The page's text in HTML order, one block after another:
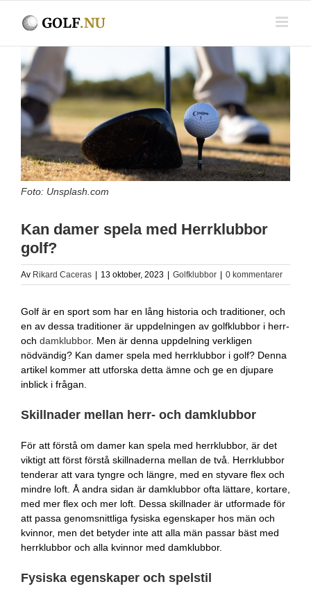
Visa
större
bild
Foto: Unsplash.com
Kan damer spela med Herrklubbor
golf?
Av Rikard Caceras 13 oktober, 2023 Golfklubbor 0 kommentarer
Golf är en sport som har en lång historia och traditioner, och
en av dessa traditioner är uppdelningen av golfklubbor i herr-
och damklubbor. Men är denna uppdelning verkligen
nödvändig? Kan damer spela med herrklubbor i golf? Denna
artikel kommer att utforska detta ämne och ge en djupare
inblick i frågan.
Skillnader mellan herr- och damklubbor
För att förstå om damer kan spela med herrklubbor, är det
viktigt att först förstå skillnaderna mellan de två. Herrklubbor
tenderar att vara tyngre och längre, med en styvare flex och
mindre loft. Å andra sidan är damklubbor ofta lättare, kortare,
med mer flex och mer loft. Dessa skillnader är utformade för
att passa genomsnittliga fysiska egenskaper hos män och
kvinnor, men det betyder inte att alla män passar bäst med
herrklubbor och alla kvinnor med damklubbor.
Fysiska egenskaper och spelstil